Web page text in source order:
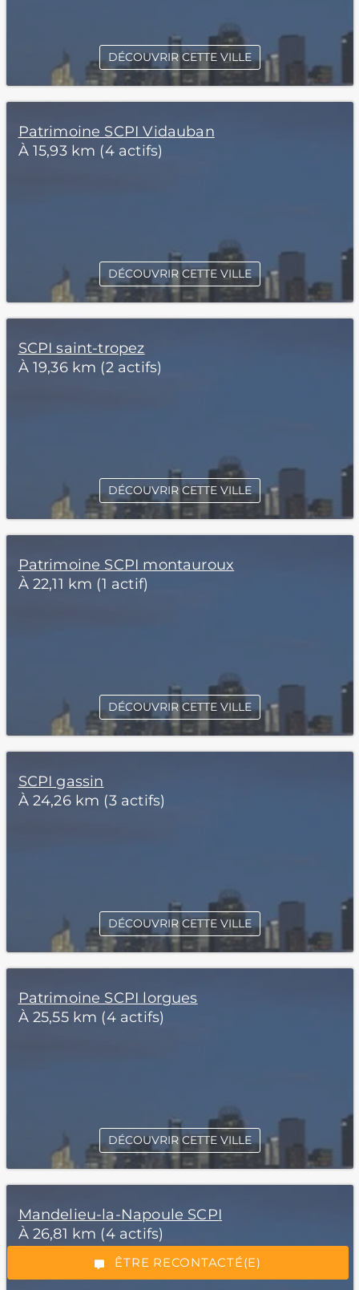
*Champs obligatoires
“Excellent”, 165 avis
ÊTRE RECONTACTÉ(E)
DÉCOUVRIR CETTE VILLE
Patrimoine SCPI Vidauban
À 15,93 km (4 actifs)
DÉCOUVRIR CETTE VILLE
SCPI saint-tropez
À 19,36 km (2 actifs)
DÉCOUVRIR CETTE VILLE
Patrimoine SCPI montauroux
À 22,11 km (1 actif)
DÉCOUVRIR CETTE VILLE
SCPI gassin
À 24,26 km (3 actifs)
DÉCOUVRIR CETTE VILLE
Patrimoine SCPI lorgues
À 25,55 km (4 actifs)
DÉCOUVRIR CETTE VILLE
Mandelieu-la-Napoule SCPI
À 26,81 km (4 actifs)